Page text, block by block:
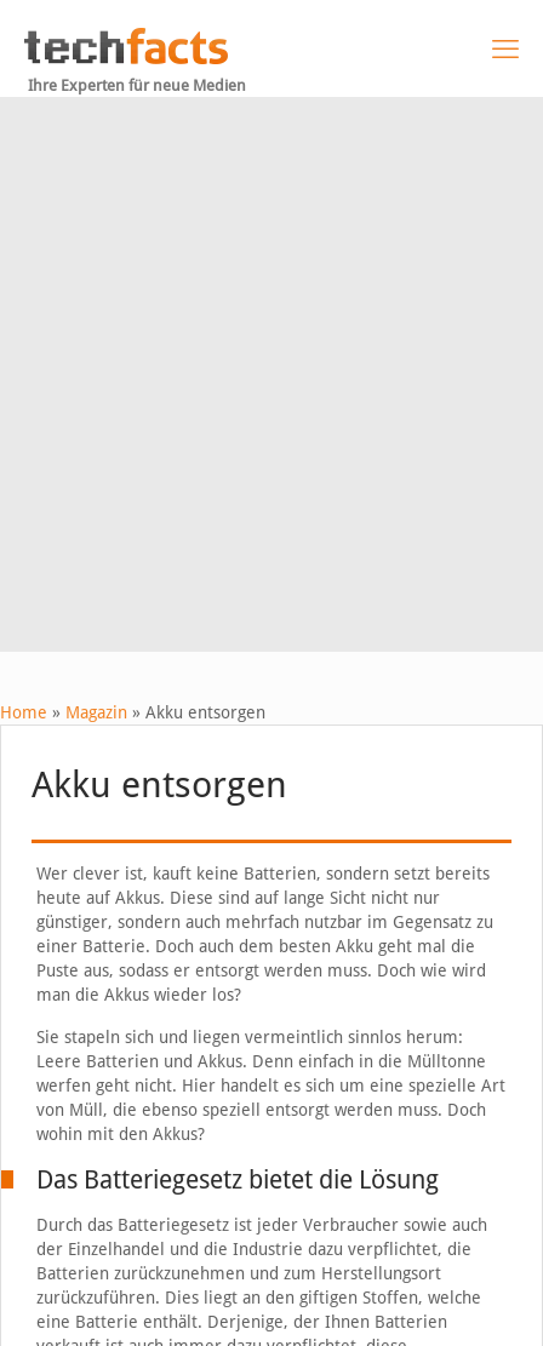
Ihre Experten für neue Medien
Home » Magazin » Akku entsorgen
Akku entsorgen
Wer clever ist, kauft keine Batterien, sondern setzt bereits
heute auf Akkus. Diese sind auf lange Sicht nicht nur
günstiger, sondern auch mehrfach nutzbar im Gegensatz zu
einer Batterie. Doch auch dem besten Akku geht mal die
Puste aus, sodass er entsorgt werden muss. Doch wie wird
man die Akkus wieder los?
Sie stapeln sich und liegen vermeintlich sinnlos herum:
Leere Batterien und Akkus. Denn einfach in die Mülltonne
werfen geht nicht. Hier handelt es sich um eine spezielle Art
von Müll, die ebenso speziell entsorgt werden muss. Doch
wohin mit den Akkus?
Das Batteriegesetz bietet die Lösung
Durch das Batteriegesetz ist jeder Verbraucher sowie auch
der Einzelhandel und die Industrie dazu verpflichtet, die
Batterien zurückzunehmen und zum Herstellungsort
zurückzuführen. Dies liegt an den giftigen Stoffen, welche
eine Batterie enthält. Derjenige, der Ihnen Batterien